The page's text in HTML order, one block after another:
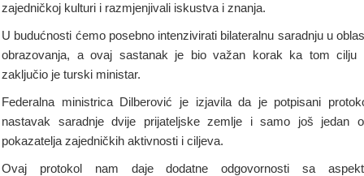
zajedničkoj kulturi i razmjenjivali iskustva i znanja.
U budućnosti ćemo posebno intenzivirati bilateralnu saradnju u
obrazovanja, a ovaj sastanak je bio važan korak ka tom cilju
zaključio je turski ministar.
Federalna ministrica Dilberović je izjavila da je potpisani
nastavak saradnje dvije prijateljske zemlje i samo još jedan
pokazatelja zajedničkih aktivnosti i ciljeva.
Ovaj protokol nam daje dodatne odgovornosti sa